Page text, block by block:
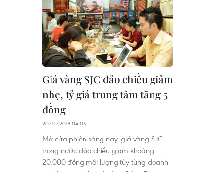
Giá vàng SJC đảo chiều giảm
nhẹ, tỷ giá trung tâm tăng 5
đồng
20/11/2018 04:05
Mở cửa phiên sáng nay, giá vàng SJC
trong nước đảo chiều giảm khoảng
20.000 đồng mỗi lượng tùy từng doanh